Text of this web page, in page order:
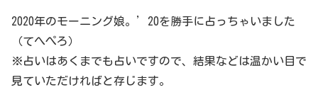
2020年のモーニング娘。’20を勝手に占っちゃいました
（てへぺろ）
※占いはあくまでも占いですので、結果などは温かい目で
見ていただければと存じます。